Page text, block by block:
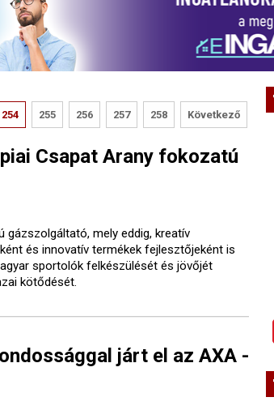
254 255 256 257 258 Következő
Csapat Arany fokozatú
gázszolgáltató, mely eddig, kreatív
és innovatív termékek fejlesztőjeként is
sportolók felkészülését és jövőjét
kötődését.
járt el az AXA -